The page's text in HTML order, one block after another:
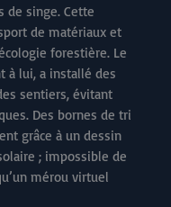
de singe. Cette
de matériaux et
forestière. Le
à lui, a installé des
sentiers, évitant
Des bornes de tri
grâce à un dessin
; impossible de
mérou virtuel